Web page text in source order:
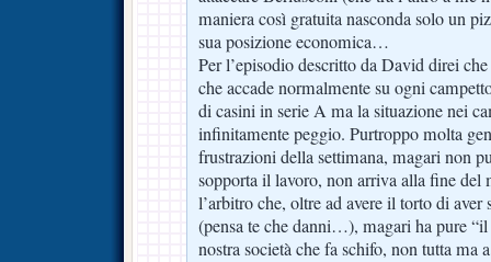
maniera così gratuita nasconda solo un
sua posizione economica…
Per l’episodio descritto da David direi
che accade normalmente su ogni
di casini in serie A ma la situazione nei
infinitamente peggio. Purtroppo molta
frustrazioni della settimana, magari non
sopporta il lavoro, non arriva alla fine del
l’arbitro che, oltre ad avere il torto di
(pensa te che danni…), magari ha pure “il
nostra società che fa schifo, non tutta ma